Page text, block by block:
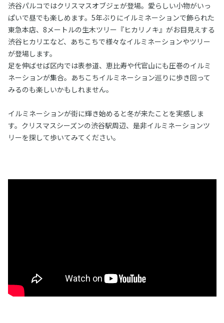
渋谷パルコではクリスマスオブジェが登場。愛らしい小物がいっ
ぱいで昼でも楽しめます。5年ぶりにイルミネーションで飾られた
東急本店、8メートルの生木ツリー『ヒカリノキ』がお目見えする
渋谷ヒカリエなど、あちこちで様々なイルミネーションやツリー
が登場します。
足を伸ばせば区内では表参道、恵比寿や代官山にも圧巻のイルミ
ネーションが集合。あちこちイルミネーション巡りに歩き回って
みるのも楽しいかもしれません。
イルミネーションが街に輝き始めると冬が来たことを実感しま
す。クリスマスシーズンの渋谷駅周辺、是非イルミネーションツ
リーを探して歩いてみてください。